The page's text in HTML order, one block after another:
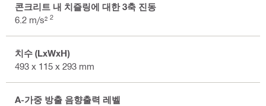
콘크리트 내 치즐링에 대한 3축 진동
6.2 m/s² 2
치수 (LxWxH)
493 x 115 x 293 mm
A-가중 방출 음향출력 레벨